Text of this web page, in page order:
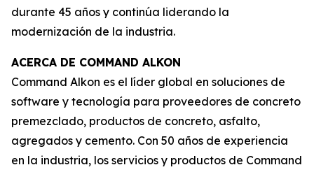
durante 45 años y continúa liderando la
modernización de la industria.
ACERCA DE COMMAND ALKON
Command Alkon es el líder global en soluciones de
software y tecnología para proveedores de concreto
premezclado, productos de concreto, asfalto,
agregados y cemento. Con 50 años de experiencia
en la industria, los servicios y productos de Command